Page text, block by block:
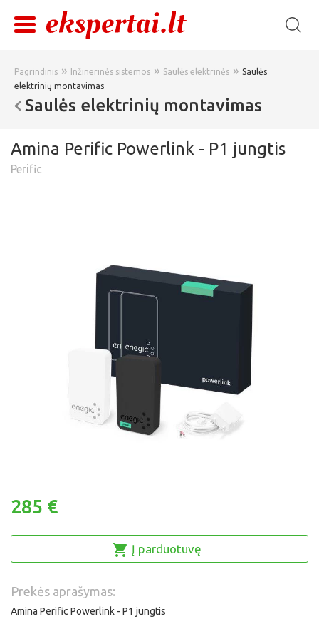
Pagrindinis » Inžinerinės sistemos » Saulės elektrinės » Saulės
elektrinių montavimas
Saulės elektrinių montavimas
Amina Perific Powerlink - P1 jungtis
Perific
285 €
Į parduotuvę
Prekės aprašymas:
Amina Perific Powerlink - P1 jungtis